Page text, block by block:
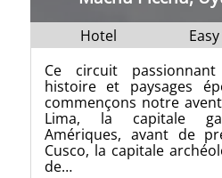
Hotel
Ce circuit
histoire et paysages
commençons notre
Lima, la capitale
Amériques, avant de
Cusco, la capitale
de…